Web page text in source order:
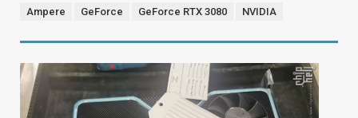
Ampere GeForce GeForce RTX 3080 NVIDIA